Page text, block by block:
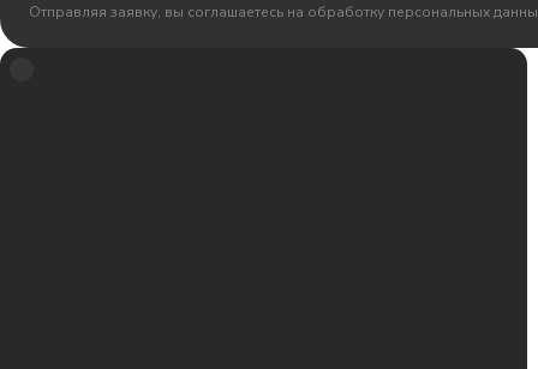
Отправляя заявку, вы соглашаетесь на обработку персональных